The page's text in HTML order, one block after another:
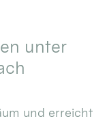
unter
und erreicht